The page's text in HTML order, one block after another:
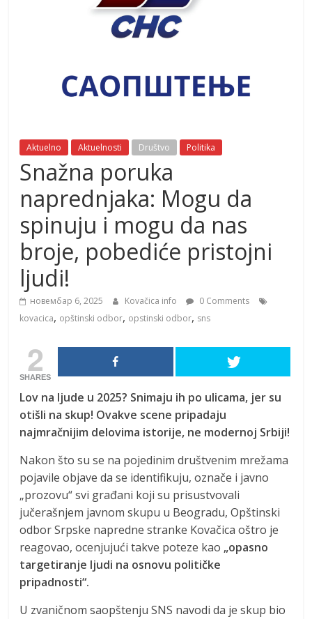
Aktuelno Aktuelnosti Društvo Politika
Snažna poruka
naprednjaka: Mogu da
spinuju i mogu da nas
broje, pobediće pristojni
ljudi!
новембар 6, 2025 Kovačica info
0 Comments
kovacica, opštinski odbor, opstinski odbor, sns
2
SHARES
Lov na ljude u 2025? Snimaju ih po ulicama, jer su
otišli na skup! Ovakve scene pripadaju
najmračnijim delovima istorije, ne modernoj Srbiji!
Nakon što su se na pojedinim društvenim mrežama
pojavile objave da se identifikuju, označe i javno
„prozovu“ svi građani koji su prisustvovali
jučerašnjem javnom skupu u Beogradu, Opštinski
odbor Srpske napredne stranke Kovačica oštro je
reagovao, ocenjujući takve poteze kao „opasno
targetiranje ljudi na osnovu političke
pripadnosti“.
U zvaničnom saopštenju SNS navodi da je skup bio